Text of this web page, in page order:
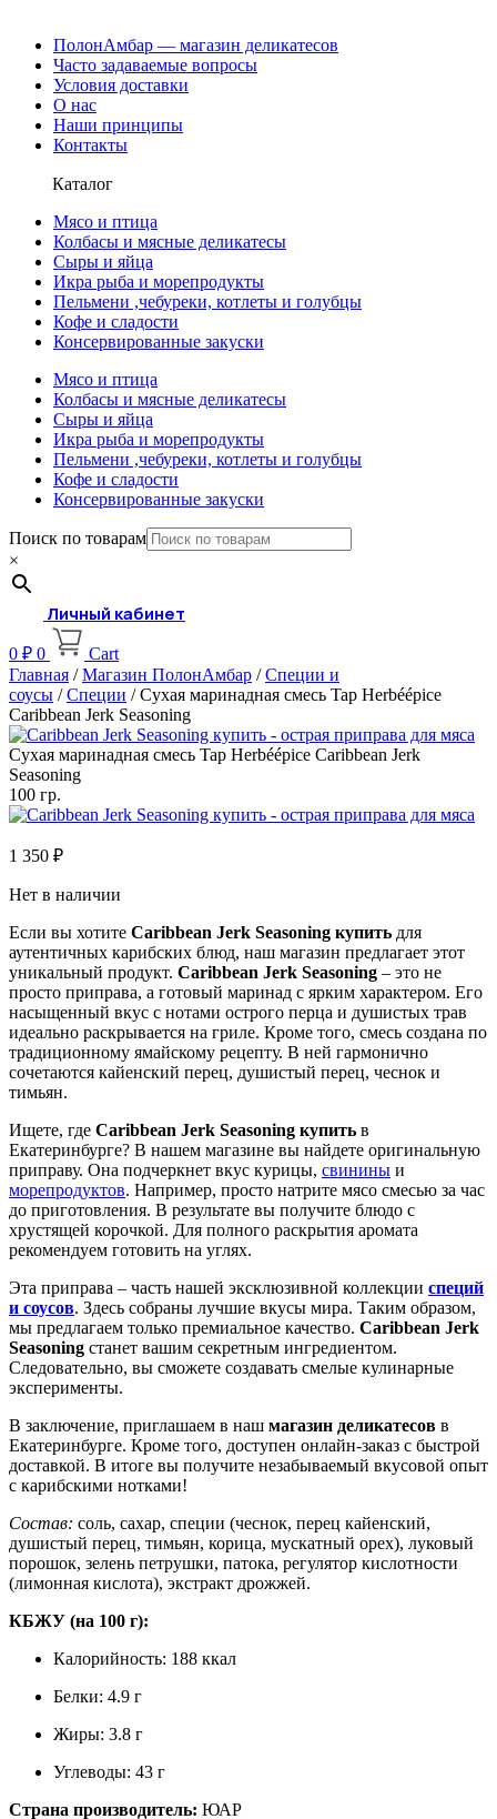
ПолонАмбар — магазин деликатесов
Часто задаваемые вопросы
Условия доставки
О нас
Наши принципы
Контакты
Каталог
Мясо и птица
Колбасы и мясные деликатесы
Сыры и яйца
Икра рыба и морепродукты
Пельмени ,чебуреки, котлеты и голубцы
Кофе и сладости
Консервированные закуски
Мясо и птица
Колбасы и мясные деликатесы
Сыры и яйца
Икра рыба и морепродукты
Пельмени ,чебуреки, котлеты и голубцы
Кофе и сладости
Консервированные закуски
Поиск по товарам
×
Личный кабинет
0 ₽ 0
Cart
Главная /Магазин ПолонАмбар /Специи и
соусы /Специи / Сухая маринадная смесь Tap Herbéépice
Caribbean Jerk Seasoning
Сухая маринадная смесь Tap Herbéépice Caribbean Jerk
Seasoning
100 гр.
1 350 ₽
Нет в наличии
Если вы хотите Caribbean Jerk Seasoning купить для
аутентичных карибских блюд, наш магазин предлагает этот
уникальный продукт. Caribbean Jerk Seasoning – это не
просто приправа, а готовый маринад с ярким характером. Его
насыщенный вкус с нотами острого перца и душистых трав
идеально раскрывается на гриле. Кроме того, смесь создана по
традиционному ямайскому рецепту. В ней гармонично
сочетаются кайенский перец, душистый перец, чеснок и
тимьян.
Ищете, где Caribbean Jerk Seasoning купить в
Екатеринбурге? В нашем магазине вы найдете оригинальную
приправу. Она подчеркнет вкус курицы, свинины и
морепродуктов. Например, просто натрите мясо смесью за час
до приготовления. В результате вы получите блюдо с
хрустящей корочкой. Для полного раскрытия аромата
рекомендуем готовить на углях.
Эта приправа – часть нашей эксклюзивной коллекции специй
и соусов. Здесь собраны лучшие вкусы мира. Таким образом,
мы предлагаем только премиальное качество. Caribbean Jerk
Seasoning станет вашим секретным ингредиентом.
Следовательно, вы сможете создавать смелые кулинарные
эксперименты.
В заключение, приглашаем в наш магазин деликатесов в
Екатеринбурге. Кроме того, доступен онлайн-заказ с быстрой
доставкой. В итоге вы получите незабываемый вкусовой опыт
с карибскими нотками!
Состав: соль, сахар, специи (чеснок, перец кайенский,
душистый перец, тимьян, корица, мускатный орех), луковый
порошок, зелень петрушки, патока, регулятор кислотности
(лимонная кислота), экстракт дрожжей.
КБЖУ (на 100 г):
Калорийность: 188 ккал
Белки: 4.9 г
Жиры: 3.8 г
Углеводы: 43 г
Страна производитель: ЮАР